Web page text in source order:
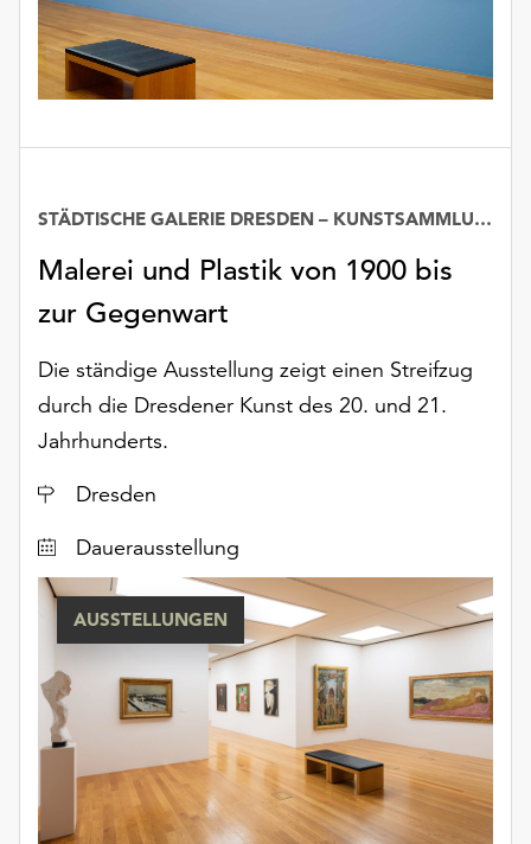
Malerei und Plastik von 1900 bis
zur Gegenwart
STÄDTISCHE GALERIE DRESDEN – KUNSTSAMMLUNG
Die ständige Ausstellung zeigt einen Streifzug
durch die Dresdener Kunst des 20. und 21.
Jahrhunderts.
Ort
Dresden
Datum
Dauerausstellung
AUSSTELLUNGEN